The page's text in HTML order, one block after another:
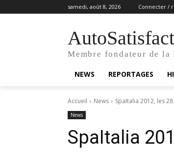
samedi, août 8, 2026 Connecter /
Membre fondateur de la
NEWS REPORTAGES
Accueil News SpaItalia 2012, les
News
SpaItalia